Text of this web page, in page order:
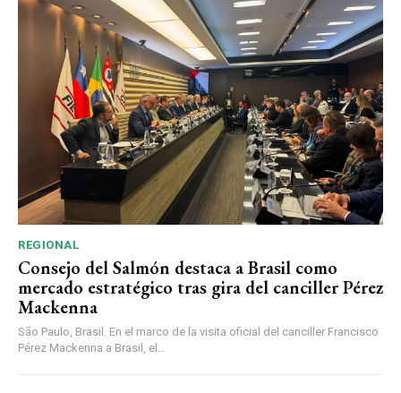
REGIONAL
Consejo del Salmón destaca a Brasil como
mercado estratégico tras gira del canciller Pérez
Mackenna
São Paulo, Brasil. En el marco de la visita oficial del canciller Francisco
Pérez Mackenna a Brasil, el...